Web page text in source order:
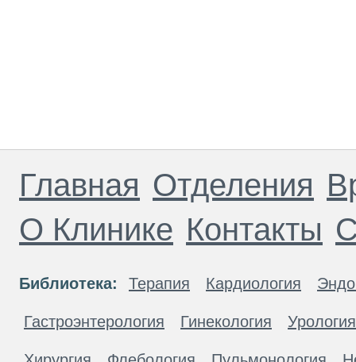
Главная Отделения
О Клинике Контакты
Библиотека: Терапия Кардиология
Гастроэнтерология Гинекология Урология